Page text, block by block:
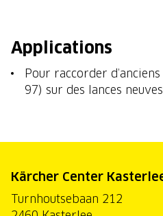
Applications
Pour raccorder
97) sur des lances neuves
Kärcher Center
Turnhoutsebaan 212